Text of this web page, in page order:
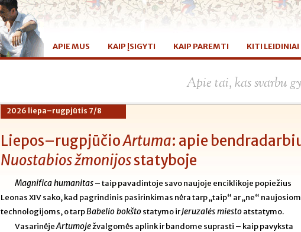
APIE MUS KAIP ĮSIGYTI KAIP PAREMTI KITI LEIDINIAI
Apie tai, kas svarbu
2026 liepa–rugpjūtis 7/8
Liepos–rugpjūčioArtuma: apie
Nuostabios žmonijosstatyboje
Magnifica humanitas– taip pavadintoje savo naujoje enciklikoje popiežius
Leonas XIV sako, kad pagrindinis pasirinkimas nėra tarp „taip“ ar „ne“
technologijoms, o tarpBabelio bokštostatymo irJeruzalės miestoatstatymo.
VasarinėjeArtumoježvalgomės aplink ir bandome suprasti – kaip pavyksta